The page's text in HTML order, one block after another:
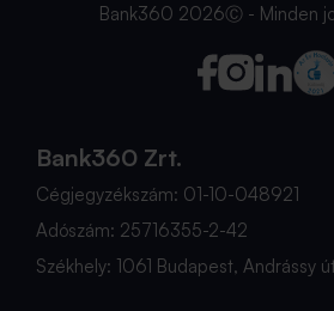
Bank360 2026Ⓒ - Minden
Bank360 Zrt.
Cégjegyzékszám: 01-10-048921
Adószám: 25716355-2-42
Székhely: 1061 Budapest, Andrássy